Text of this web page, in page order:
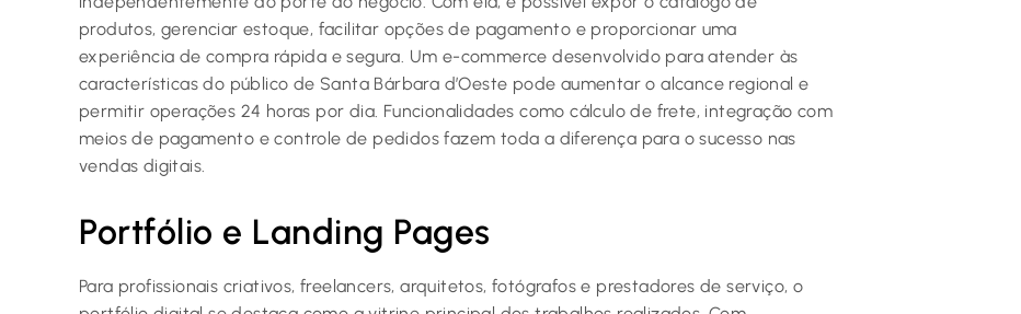
produtos, gerenciar estoque, facilitar opções de pagamento e proporcionar uma
experiência de compra rápida e segura. Um e-commerce desenvolvido para atender às
características do público de Santa Bárbara d’Oeste pode aumentar o alcance regional e
permitir operações 24 horas por dia. Funcionalidades como cálculo de frete, integração com
meios de pagamento e controle de pedidos fazem toda a diferença para o sucesso nas
vendas digitais.
Portfólio e Landing Pages
Para profissionais criativos, freelancers, arquitetos, fotógrafos e prestadores de serviço, o